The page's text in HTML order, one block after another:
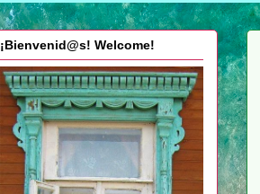
¡Bienvenid@s! Welcome!